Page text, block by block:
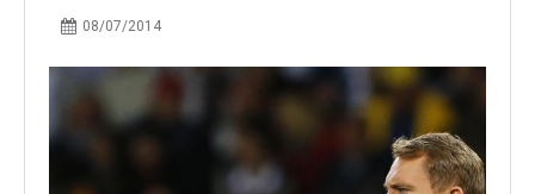
08/07/2014